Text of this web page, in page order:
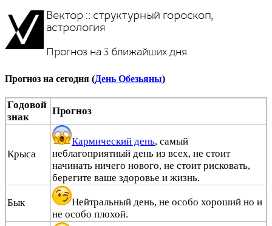
Вектор :: структурный гороскоп,
астрология
Прогноз на 3 ближайших дня
Прогноз на сегодня (День Обезьяны)
Годовой
знак
Прогноз
Крыса
Кармический день, самый
неблагоприятный день из всех, не стоит
начинать ничего нового, не стоит рисковать,
берегите ваше здоровье и жизнь.
Бык
Нейтральный день, не особо хороший но и
не особо плохой.